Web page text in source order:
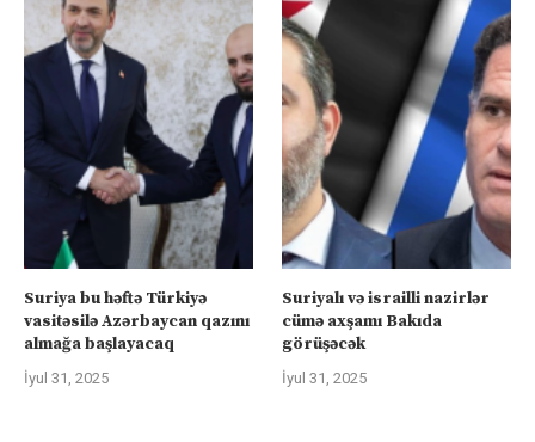
Suriya bu həftə Türkiyə
vasitəsilə Azərbaycan qazını
almağa başlayacaq
İyul 31, 2025
Suriyalı və israilli nazirlər
cümə axşamı Bakıda
görüşəcək
İyul 31, 2025